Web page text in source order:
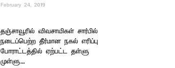
February 24, 2019
தஞ்சாவூரில் விவசாயிகள் சார்பில்
நடைப்பெற்ற தீர்மான நகல் எரிப்பு
போராட்டத்தில் ஏற்பட்ட தள்ளு
முள்ளு...